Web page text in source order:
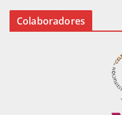
Colaboradores